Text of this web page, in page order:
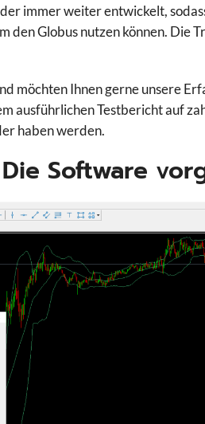
immer weiter entwickelt,
Globus nutzen können. Die
möchten Ihnen gerne unsere
ausführlichen Testbericht auf
haben werden.
Software